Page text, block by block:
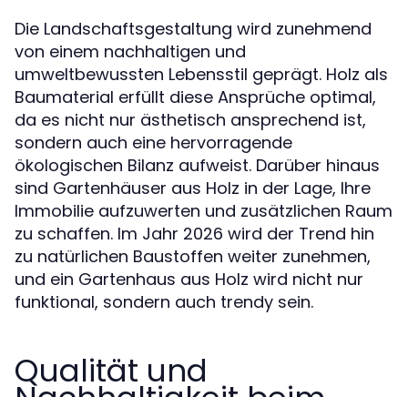
Die Landschaftsgestaltung wird zunehmend
von einem nachhaltigen und
umweltbewussten Lebensstil geprägt. Holz als
Baumaterial erfüllt diese Ansprüche optimal,
da es nicht nur ästhetisch ansprechend ist,
sondern auch eine hervorragende
ökologischen Bilanz aufweist. Darüber hinaus
sind Gartenhäuser aus Holz in der Lage, Ihre
Immobilie aufzuwerten und zusätzlichen Raum
zu schaffen. Im Jahr 2026 wird der Trend hin
zu natürlichen Baustoffen weiter zunehmen,
und ein Gartenhaus aus Holz wird nicht nur
funktional, sondern auch trendy sein.
Qualität und